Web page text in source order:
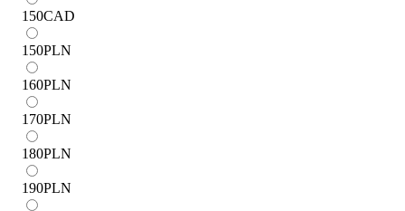
150CAD
150PLN
160PLN
170PLN
180PLN
190PLN